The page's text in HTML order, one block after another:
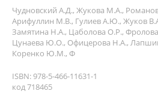
Чудновский А.Д., Жукова М.А.,
Арифуллин М.В., Гулиев А.Ю., Жуков
Замятина Н.А., Цаболова О.Р., Фролова
Цунаева Ю.О., Офицерова Н.А.,
Коренко Ю.М., Ф
ISBN: 978-5-466-11631-1
код 718465